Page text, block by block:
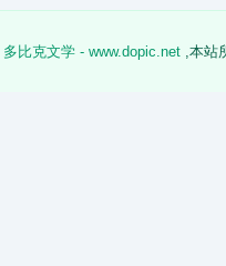
多比克文学 - www.dopic.net ,本站